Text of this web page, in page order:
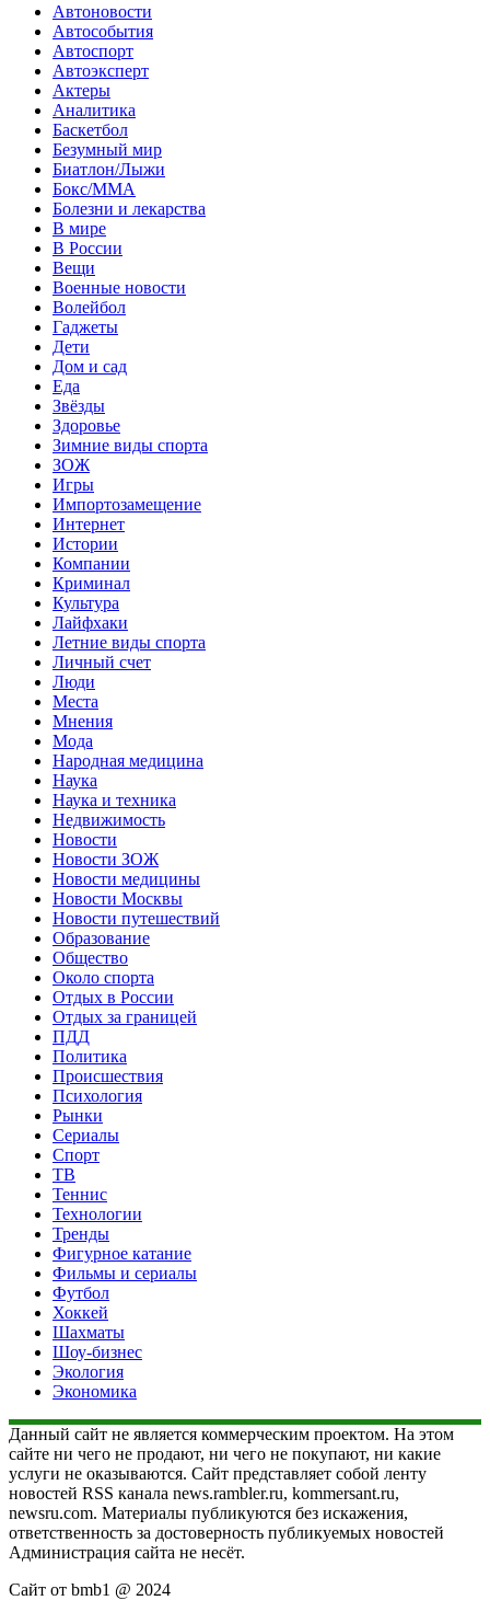
Автоновости
Автособытия
Автоспорт
Автоэксперт
Актеры
Аналитика
Баскетбол
Безумный мир
Биатлон/Лыжи
Бокс/MMA
Болезни и лекарства
В мире
В России
Вещи
Военные новости
Волейбол
Гаджеты
Дети
Дом и сад
Еда
Звёзды
Здоровье
Зимние виды спорта
ЗОЖ
Игры
Импортозамещение
Интернет
Истории
Компании
Криминал
Культура
Лайфхаки
Летние виды спорта
Личный счет
Люди
Места
Мнения
Мода
Народная медицина
Наука
Наука и техника
Недвижимость
Новости
Новости ЗОЖ
Новости медицины
Новости Москвы
Новости путешествий
Образование
Общество
Около спорта
Отдых в России
Отдых за границей
ПДД
Политика
Происшествия
Психология
Рынки
Сериалы
Спорт
ТВ
Теннис
Технологии
Тренды
Фигурное катание
Фильмы и сериалы
Футбол
Хоккей
Шахматы
Шоу-бизнес
Экология
Экономика
Данный сайт не является коммерческим проектом. На этом
сайте ни чего не продают, ни чего не покупают, ни какие
услуги не оказываются. Сайт представляет собой ленту
новостей RSS канала news.rambler.ru, kommersant.ru,
newsru.com. Материалы публикуются без искажения,
ответственность за достоверность публикуемых новостей
Администрация сайта не несёт.
Сайт от bmb1 @ 2024